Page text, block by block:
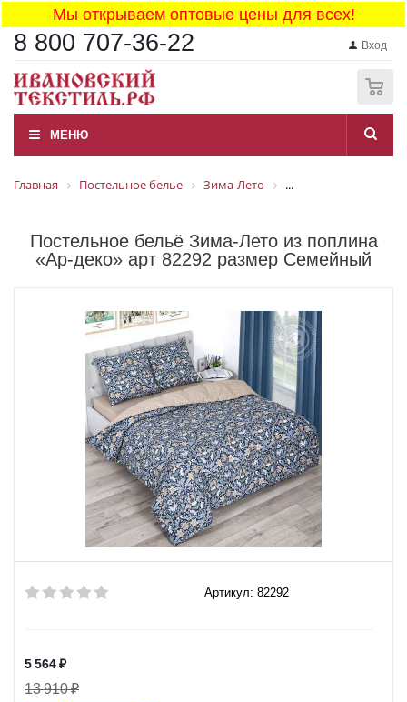
Мы открываем оптовые цены для всех!
8 800 707-36-22 Вход
МЕНЮ
Главная Постельное белье Зима-Лето ...
Постельное бельё Зима-Лето из поплина
«Ар-деко» арт 82292 размер Семейный
Артикул: 82292
5 564₽
13 910₽